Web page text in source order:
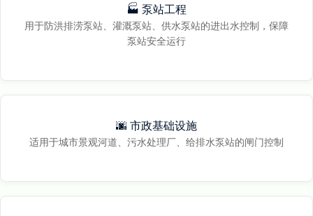
🏭 泵站工程
用于防洪排涝泵站、灌溉泵站、供水泵站的进出水控制，保障
泵站安全运行
🌆 市政基础设施
适用于城市景观河道、污水处理厂、给排水泵站的闸门控制